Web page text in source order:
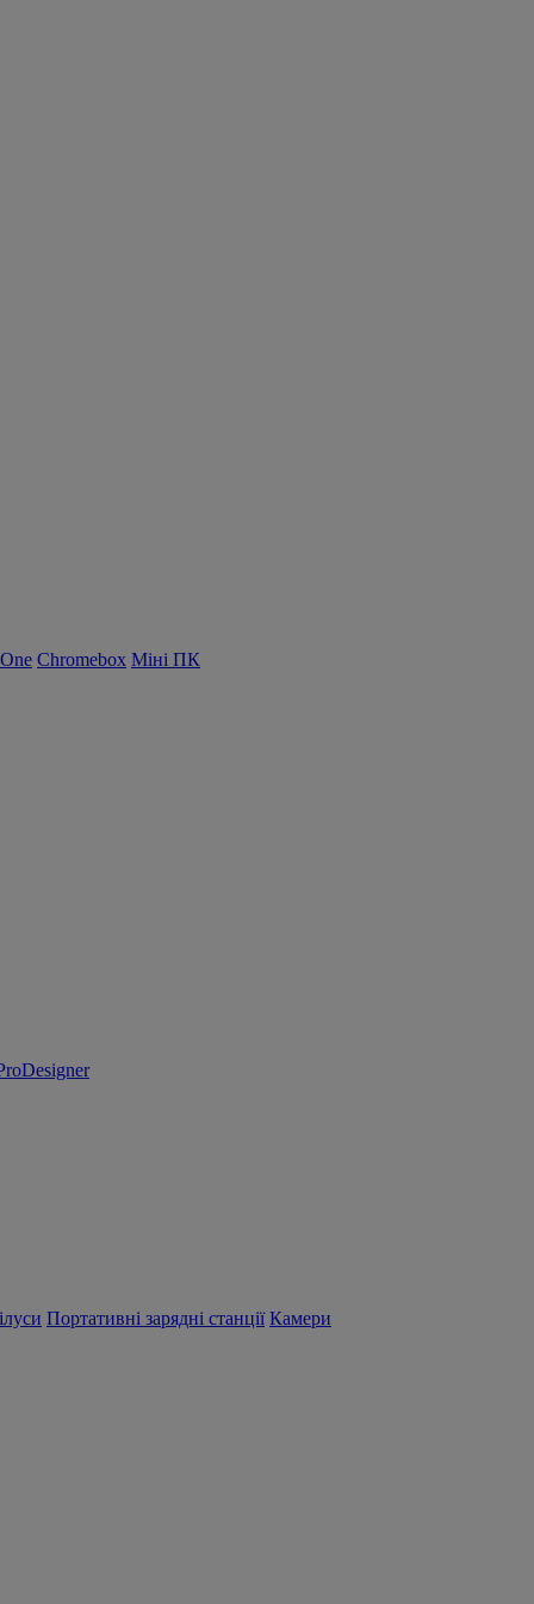
Chromebox Міні ПК
Портативні зарядні станції Камери